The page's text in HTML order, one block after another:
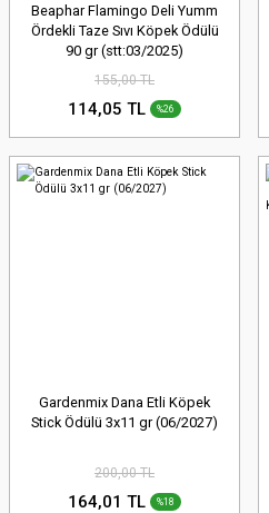
Beaphar Flamingo Deli Yumm
Ördekli Taze Sıvı Köpek Ödülü
90 gr (stt:03/2025)
155,00 TL
114,05 TL %26
Gardenmix Dana Etli Köpek
Stick Ödülü 3x11 gr (06/2027)
200,00 TL
164,01 TL %18